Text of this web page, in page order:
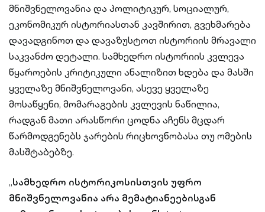
მნიშვნელოვანია და პოლიტიკურ, სოციალურ,
ეკონომიკურ ისტორიასთან კავშირით, გვეხმარება
დავადგინოთ და დავაზუსტოთ ისტორიის მრავალი
საკვანძო დეტალი. სამხედრო ისტორიის კვლევა
წყაროების კრიტიკული ანალიზით ხდება და მასში
ყველაზე მნიშვნელოვანი, ასევე ყველაზე
მოსაწყენი, მომარაგების კვლევის ნაწილია,
რადგან მათი არასწორი ცოდნა აჩენს მცდარ
წარმოდგენებს ჯარების რიცხოვნობასა თუ ომების
მასშტაბებზე.
„სამხედრო ისტორიკოსისთვის უფრო
მნიშვნელოვანია არა მემატიანეებისგან